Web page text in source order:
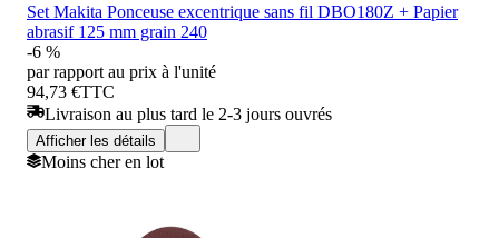
Set Makita Ponceuse excentrique sans fil DBO180Z + Papier
abrasif 125 mm grain 240
-6 %
par rapport au prix à l'unité
94,73 €TTC
Livraison au plus tard le 2-3 jours ouvrés
Afficher les détails
Moins cher en lot